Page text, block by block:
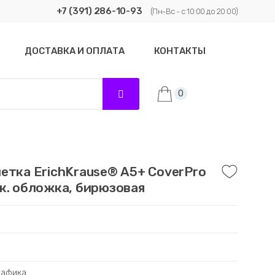
+7 (391) 286-10-93 (Пн-Вс - с 10:00 до 20:00)
ДОСТАВКА И ОПЛАТА КОНТАКТЫ
0
ErichKrause® А5+ CoverPro
обложка, бирюзовая